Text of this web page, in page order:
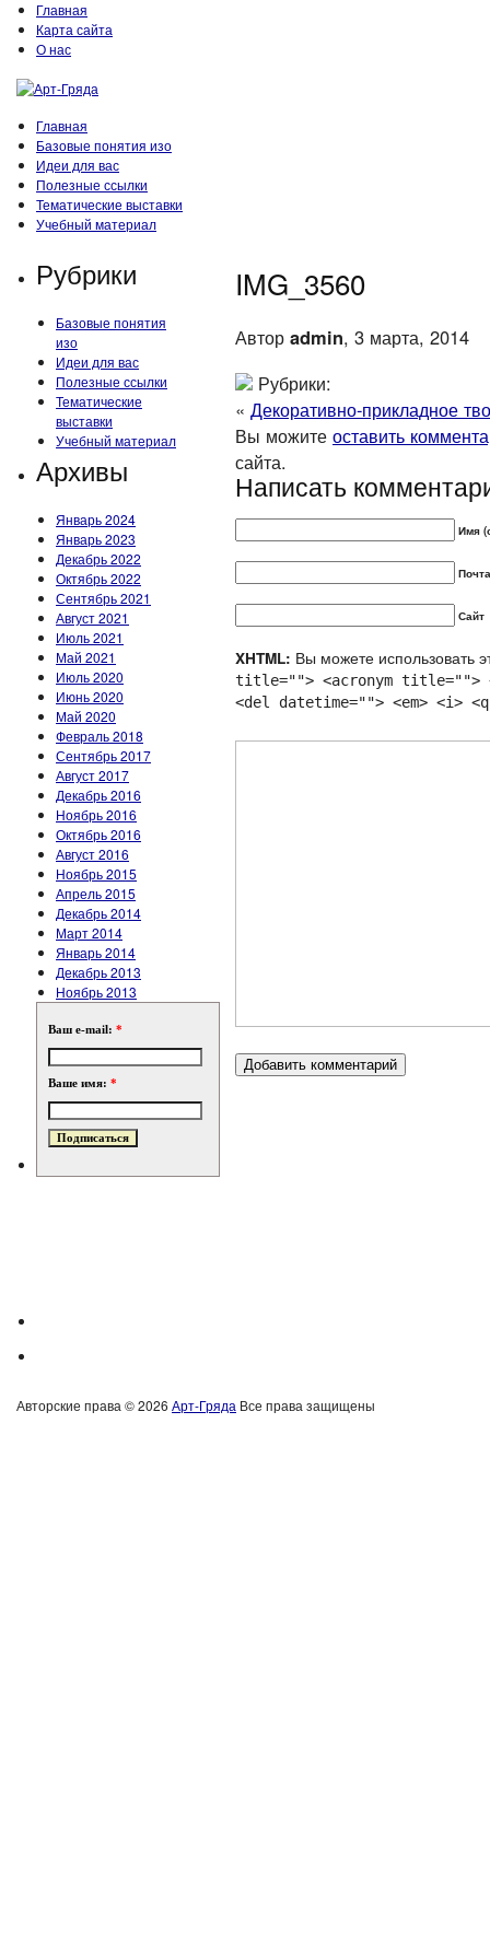
Главная
Карта сайта
О нас
Главная
Базовые понятия изо
Идеи для вас
Полезные ссылки
Тематические выставки
Учебный материал
Рубрики
Базовые понятия
изо
Идеи для вас
Полезные ссылки
Тематические
выставки
Учебный материал
Архивы
Январь 2024
Январь 2023
Декабрь 2022
Октябрь 2022
Сентябрь 2021
Август 2021
Июль 2021
Май 2021
Июль 2020
Июнь 2020
Май 2020
Февраль 2018
Сентябрь 2017
Август 2017
Декабрь 2016
Ноябрь 2016
Октябрь 2016
Август 2016
Ноябрь 2015
Апрель 2015
Декабрь 2014
Март 2014
Январь 2014
Декабрь 2013
Ноябрь 2013
Ваш e-mail: *
Ваше имя: *
IMG_3560
Автор admin, 3 марта, 2014
Рубрики:
« Декоративно-прикладное
Вы можите оставить
сайта.
Написать
Имя
Сайт
XHTML: Вы можете использовать
title=""> <acronym title="">
<del datetime=""> <em> <i>
Авторские права © 2026 Арт-Гряда Все права защищены